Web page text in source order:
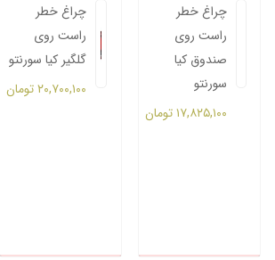
چراغ خطر
راست روی
صندوق کیا
سورنتو
۱۷,۸۲۵,۱۰۰تومان
چراغ خطر
راست روی
گلگیر کیا سورنتو
۲۰,۷۰۰,۱۰۰تومان